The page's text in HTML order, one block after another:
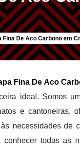
Fina De Aco Carbono em
Fina De Aco
ideal. Somos
e cantoneiras,
necessidades de
conhecer todas as